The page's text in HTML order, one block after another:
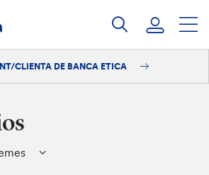
CLIENTA DE BANCA ETICA